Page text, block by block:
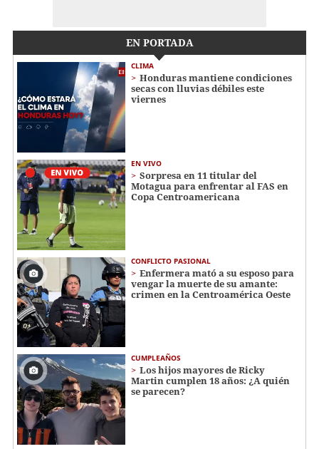
EN PORTADA
CLIMA
Honduras mantiene condiciones
secas con lluvias débiles este
viernes
EN VIVO
Sorpresa en 11 titular del
Motagua para enfrentar al FAS en
Copa Centroamericana
CONFLICTO PASIONAL
Enfermera mató a su esposo para
vengar la muerte de su amante:
crimen en la Centroamérica Oeste
CUMPLEAÑOS
Los hijos mayores de Ricky
Martin cumplen 18 años: ¿A quién
se parecen?